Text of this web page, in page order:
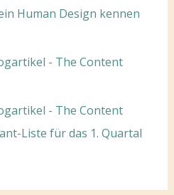
Human Design kennen
- The Content
- The Content
Liste für das 1. Quartal